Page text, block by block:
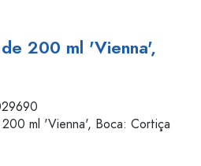
200 ml 'Vienna',